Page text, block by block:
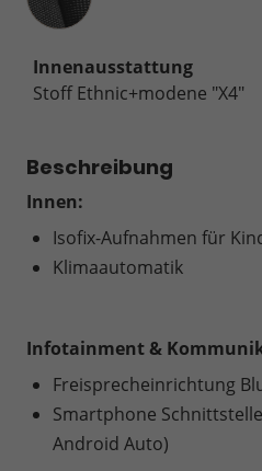
Innenausstattung
Stoff Ethnic+modene "X4"
Beschreibung
Innen:
Isofix-Aufnahmen für
Klimaautomatik
Infotainment &
Freisprecheinrichtung
Smartphone
Android Auto)